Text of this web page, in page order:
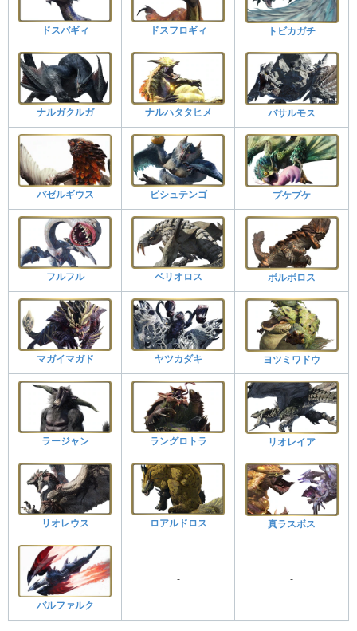
ドスバギィ ドスフロギィ トビカガチ
ナルガクルガ ナルハタタヒメ バサルモス
バゼルギウス ビシュテンゴ プケプケ
フルフル ベリオロス ボルボロス
マガイマガド ヤツカダキ ヨツミワドウ
ラージャン ラングロトラ リオレイア
リオレウス ロアルドロス 真ラスボス
バルファルク
- -